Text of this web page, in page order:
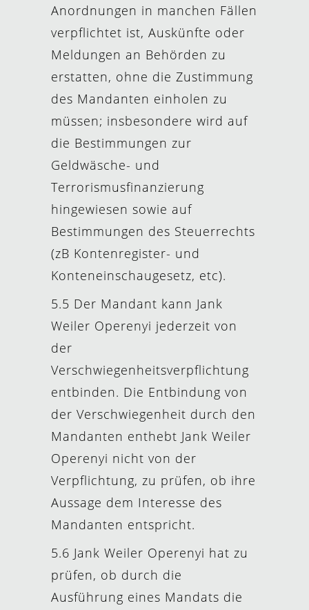
Anordnungen in manchen Fällen
verpflichtet ist, Auskünfte oder
Meldungen an Behörden zu
erstatten, ohne die Zustimmung
des Mandanten einholen zu
müssen; insbesondere wird auf
die Bestimmungen zur
Geldwäsche- und
Terrorismusfinanzierung
hingewiesen sowie auf
Bestimmungen des Steuerrechts
(zB Kontenregister- und
Konteneinschaugesetz, etc).
5.5 Der Mandant kann Jank
Weiler Operenyi jederzeit von
der
Verschwiegenheitsverpflichtung
entbinden. Die Entbindung von
der Verschwiegenheit durch den
Mandanten enthebt Jank Weiler
Operenyi nicht von der
Verpflichtung, zu prüfen, ob ihre
Aussage dem Interesse des
Mandanten entspricht.
5.6 Jank Weiler Operenyi hat zu
prüfen, ob durch die
Ausführung eines Mandats die